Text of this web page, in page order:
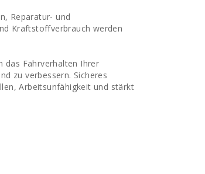
Reparatur- und
Kraftstoffverbrauch werden
das Fahrverhalten Ihrer
zu verbessern. Sicheres
Arbeitsunfähigkeit und stärkt